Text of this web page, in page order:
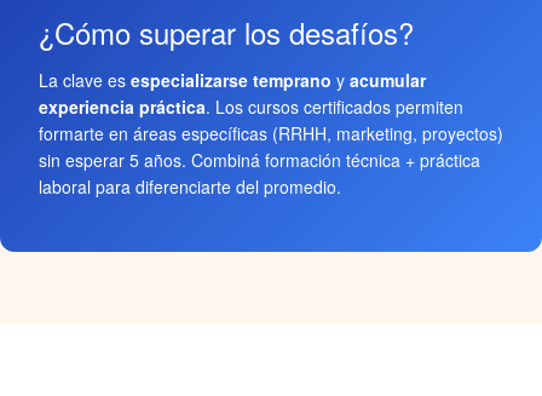
¿Cómo superar los desafíos?
La clave es especializarse temprano y acumular
experiencia práctica. Los cursos certificados permiten
formarte en áreas específicas (RRHH, marketing, proyectos)
sin esperar 5 años. Combiná formación técnica + práctica
laboral para diferenciarte del promedio.